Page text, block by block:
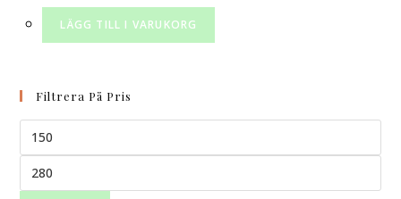
var:
350,00 kr.
är:
275,00 kr.
LÄGG TILL I VARUKORG
Filtrera På Pris
Min
pris
Max
pris